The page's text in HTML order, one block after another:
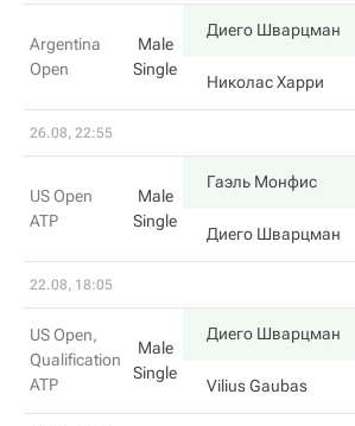
Argentina
Open
Male
Single
Диего Шварцман
Николас Харри
26.08, 22:55
US Open
ATP
Male
Single
Гаэль Монфис
Диего Шварцман
22.08, 18:05
US Open,
Qualification
ATP
Male
Single
Диего Шварцман
Vilius Gaubas